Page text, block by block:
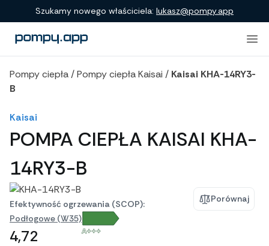
Porównanie produktów
Szukamy nowego właściciela: lukasz@pompy.app
Pompy ciepła /Pompy ciepła Kaisai / Kaisai KHA-14RY3-
B
Kaisai
POMPA CIEPŁA KAISAI KHA-
14RY3-B
Porównaj
Efektywność ogrzewania (SCOP):
Podłogowe (W35)
4,72 A+++